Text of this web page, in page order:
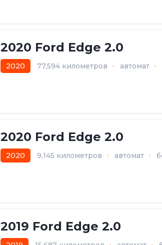
2020 Ford Edge 2.0
2020 77,594 километров автомат
2020 Ford Edge 2.0
2020 9,145 километров автомат
2019 Ford Edge 2.0